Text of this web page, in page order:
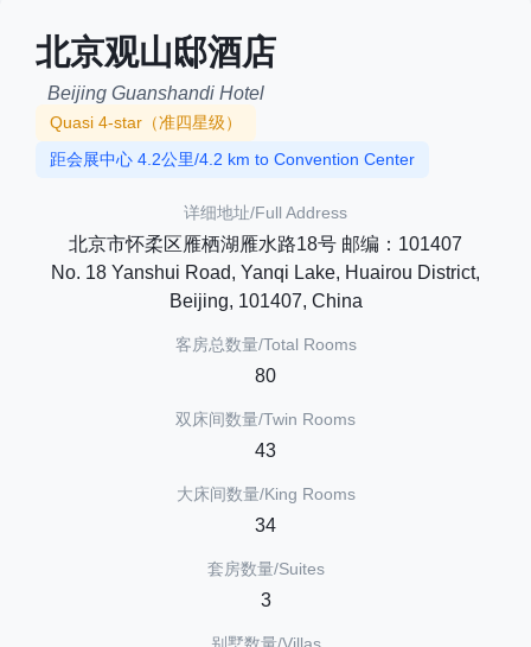
北京观山邸酒店
Beijing Guanshandi Hotel
Quasi 4-star（准四星级）
距会展中心 4.2公里/4.2 km to Convention Center
详细地址/Full Address
北京市怀柔区雁栖湖雁水路18号 邮编：101407
No. 18 Yanshui Road, Yanqi Lake, Huairou District,
Beijing, 101407, China
客房总数量/Total Rooms
80
双床间数量/Twin Rooms
43
大床间数量/King Rooms
34
套房数量/Suites
3